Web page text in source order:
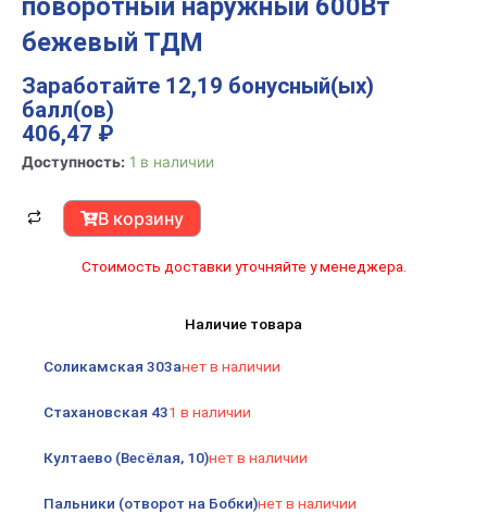
поворотный наружный 600Вт
бежевый ТДМ
Заработайте 12,19 бонусный(ых)
балл(ов)
406,47 ₽
Доступность: 1 в наличии
Количество
Ладога
ТДМ
В корзину
Стоимость доставки уточняйте у менеджера.
Наличие товара
Соликамская 303анет в наличии
Стахановская 431 в наличии
Култаево (Весёлая, 10)нет в наличии
Пальники (отворот на Бобки)нет в наличии